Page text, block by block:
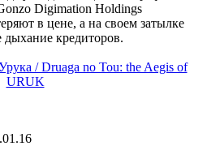
Digimation Holdings
в цене, а на своем затылке
дыхание кредиторов.